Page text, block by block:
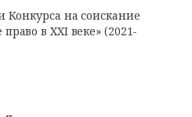
Конкурса на соискание
в XXI веке» (2021-